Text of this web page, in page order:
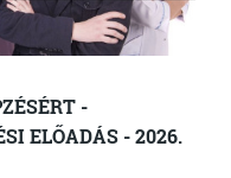
-
ELŐADÁS - 2026.